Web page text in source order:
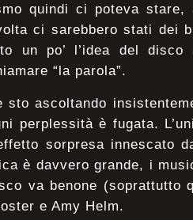
quindi ci poteva stare,
ci sarebbero stati dei
un po’ l’idea del
“la parola”.
sto ascoltando
perplessità è fugata.
sorpresa innescato
è davvero grande, i
va benone (soprattutto
e Amy Helm.